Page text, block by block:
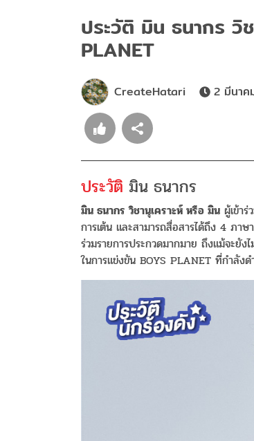
ประวัติ มิน ธนากร วิช
PLANET
CreateHatari 2 มีนา
ประวัติ มิน ธนากร
มิน ธนากร วิชานุเคราะห์ หรือ มิน ผู้เข้า
การเต้น และสามารถสื่อสารได้ถึง 4 ภา
ร่วมรายการประกวดมากมาย ถึงแม้จะยั
ในการแข่งขัน BOYS PLANET ที่กำลังด